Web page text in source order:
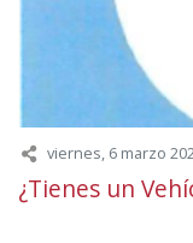
viernes, 6 marzo
¿Tienes un